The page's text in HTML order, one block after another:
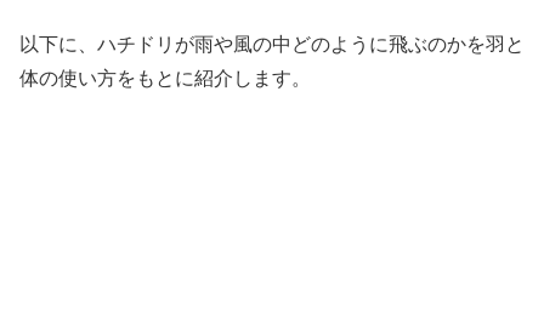
以下に、ハチドリが雨や風の中どのように飛ぶのかを羽と
体の使い方をもとに紹介します。